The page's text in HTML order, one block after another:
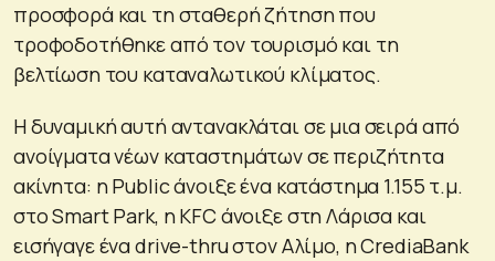
προσφορά και τη σταθερή ζήτηση που
τροφοδοτήθηκε από τον τουρισμό και τη
βελτίωση του καταναλωτικού κλίματος.
Η δυναμική αυτή αντανακλάται σε μια σειρά από
ανοίγματα νέων καταστημάτων σε περιζήτητα
ακίνητα: η Public άνοιξε ένα κατάστημα 1.155 τ.μ.
στο Smart Park, η KFC άνοιξε στη Λάρισα και
εισήγαγε ένα drive-thru στον Αλίμο, η CrediaBank